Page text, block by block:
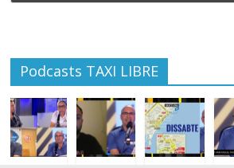
Podcasts TAXI LIBRE